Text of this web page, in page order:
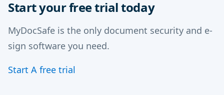
Start your free trial today
MyDocSafe is the only document security and e-
sign software you need.
Start A free trial